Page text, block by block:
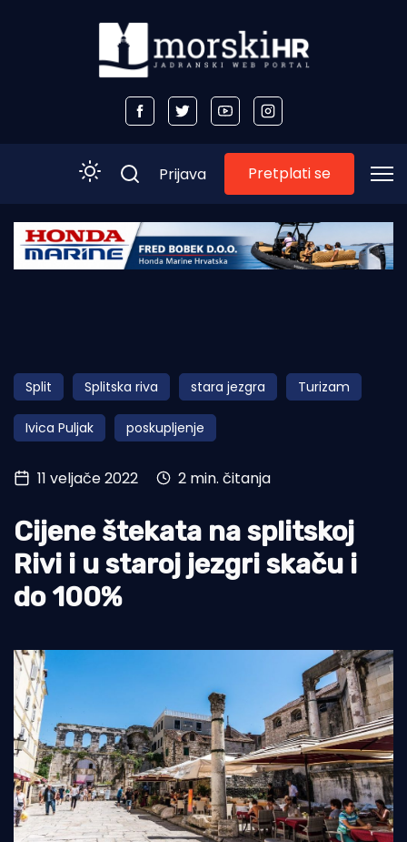
Početna
Obala
Otoci
Turizam i nautika
Pomorstvo
Ribolov
Ekologija
Tradicija i kultura
Prijava Pretplati se
Split Splitska riva stara jezgra Turizam
Ivica Puljak poskupljenje
11 veljače 2022 2 min. čitanja
Cijene štekata na splitskoj
Rivi i u staroj jezgri skaču i
do 100%